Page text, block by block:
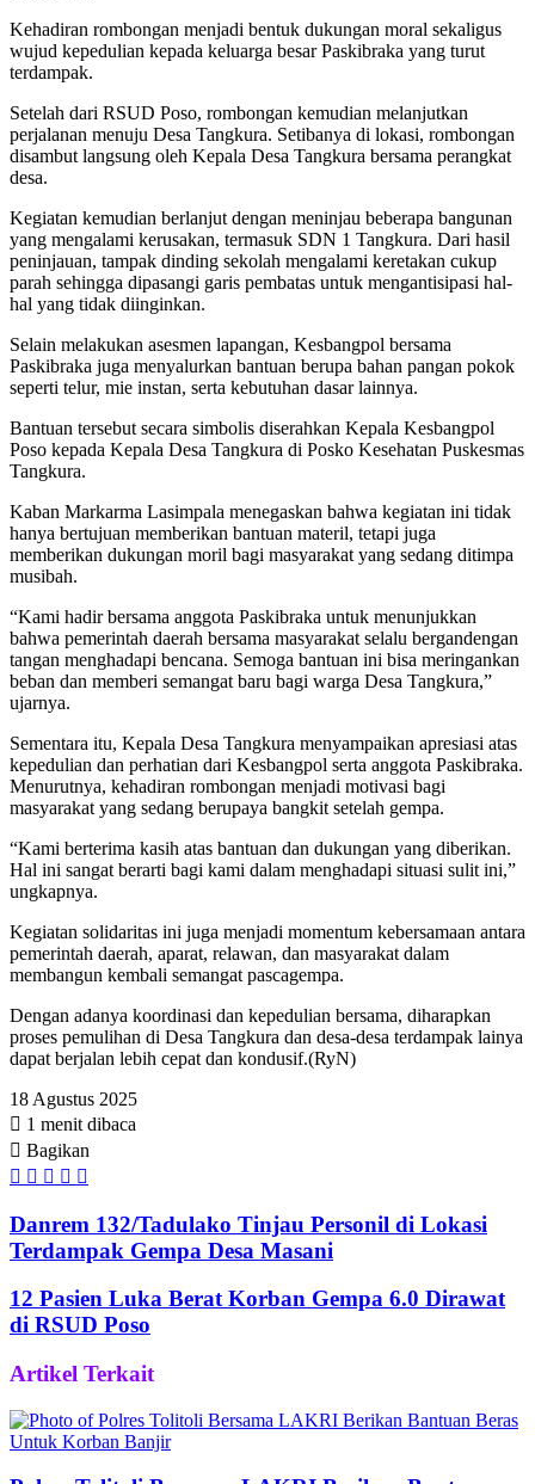
Kehadiran rombongan menjadi bentuk dukungan moral sekaligus
wujud kepedulian kepada keluarga besar Paskibraka yang turut
terdampak.
Setelah dari RSUD Poso, rombongan kemudian melanjutkan
perjalanan menuju Desa Tangkura. Setibanya di lokasi, rombongan
disambut langsung oleh Kepala Desa Tangkura bersama perangkat
desa.
Kegiatan kemudian berlanjut dengan meninjau beberapa bangunan
yang mengalami kerusakan, termasuk SDN 1 Tangkura. Dari hasil
peninjauan, tampak dinding sekolah mengalami keretakan cukup
parah sehingga dipasangi garis pembatas untuk mengantisipasi hal-
hal yang tidak diinginkan.
Selain melakukan asesmen lapangan, Kesbangpol bersama
Paskibraka juga menyalurkan bantuan berupa bahan pangan pokok
seperti telur, mie instan, serta kebutuhan dasar lainnya.
Bantuan tersebut secara simbolis diserahkan Kepala Kesbangpol
Poso kepada Kepala Desa Tangkura di Posko Kesehatan Puskesmas
Tangkura.
Kaban Markarma Lasimpala menegaskan bahwa kegiatan ini tidak
hanya bertujuan memberikan bantuan materil, tetapi juga
memberikan dukungan moril bagi masyarakat yang sedang ditimpa
musibah.
“Kami hadir bersama anggota Paskibraka untuk menunjukkan
bahwa pemerintah daerah bersama masyarakat selalu bergandengan
tangan menghadapi bencana. Semoga bantuan ini bisa meringankan
beban dan memberi semangat baru bagi warga Desa Tangkura,”
ujarnya.
Sementara itu, Kepala Desa Tangkura menyampaikan apresiasi atas
kepedulian dan perhatian dari Kesbangpol serta anggota Paskibraka.
Menurutnya, kehadiran rombongan menjadi motivasi bagi
masyarakat yang sedang berupaya bangkit setelah gempa.
“Kami berterima kasih atas bantuan dan dukungan yang diberikan.
Hal ini sangat berarti bagi kami dalam menghadapi situasi sulit ini,”
ungkapnya.
Kegiatan solidaritas ini juga menjadi momentum kebersamaan antara
pemerintah daerah, aparat, relawan, dan masyarakat dalam
membangun kembali semangat pascagempa.
Dengan adanya koordinasi dan kepedulian bersama, diharapkan
proses pemulihan di Desa Tangkura dan desa-desa terdampak lainya
dapat berjalan lebih cepat dan kondusif.(RyN)
18 Agustus 2025
1 menit dibaca
Bagikan
Facebook
Twitter
WhatsApp
Telegram
Email
Danrem 132/Tadulako Tinjau Personil di Lokasi
Terdampak Gempa Desa Masani
12 Pasien Luka Berat Korban Gempa 6.0 Dirawat
di RSUD Poso
Artikel Terkait